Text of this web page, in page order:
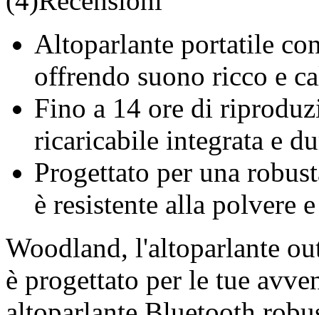
Altoparlante portatile
offrendo suono ricco e
Fino a 14 ore di
ricaricabile integrata e
Progettato per una
è resistente alla polvere
Woodland, l'altoparlante
è progettato per le tue